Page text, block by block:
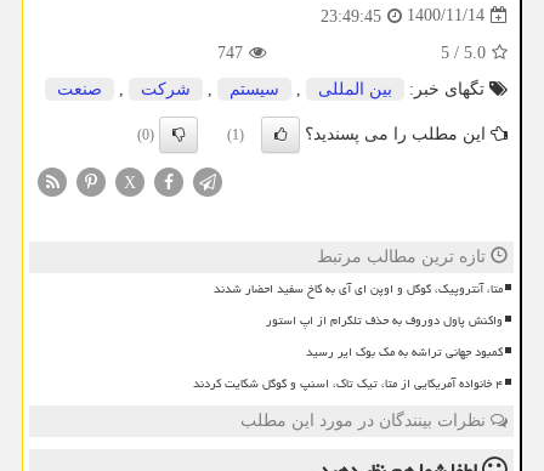
1400/11/14
23:49:45
5.0
/
5
747
تگهای خبر:
بین المللی , سیستم , شركت , صنعت
این مطلب را می پسندید؟ (1)
(0)
X
تازه ترین مطالب مرتبط
متا، آنتروپیک، گوگل و اوپن ای آی به کاخ سفید احضار شدند
واکنش پاول دوروف به حذف تلگرام از اپ استور
کمبود جهانی تراشه به مک بوک ایر رسید
۴ خانواده آمریکایی از متا، تیک تاک، اسنپ و گوگل شکایت کردند
نظرات بینندگان در مورد این مطلب